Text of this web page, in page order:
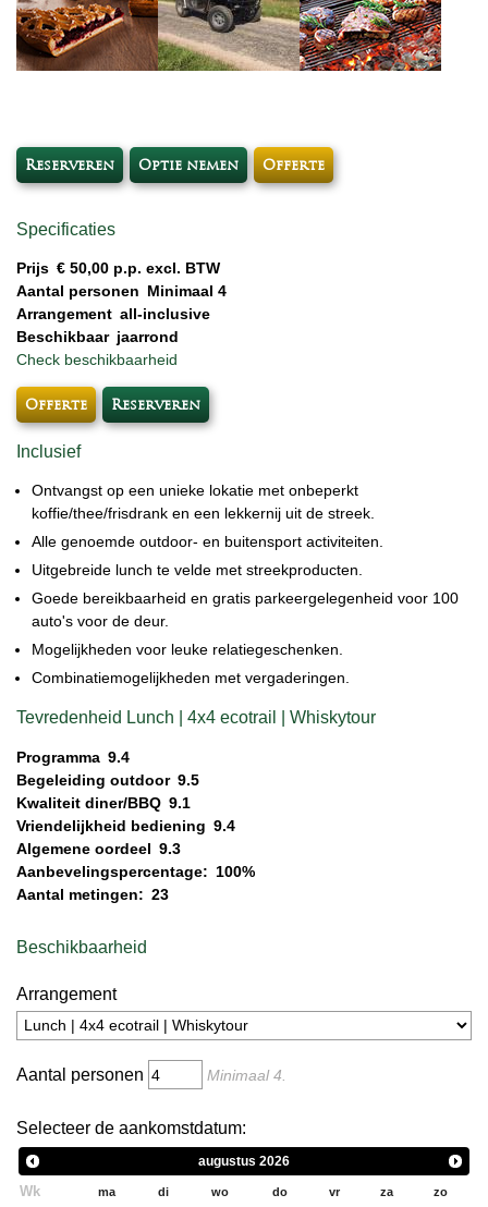
Reserveren Optie nemen Offerte
Specificaties
Prijs € 50,00 p.p. excl. BTW
Aantal personen Minimaal 4
Arrangement all-inclusive
Beschikbaar jaarrond
Check beschikbaarheid
Offerte Reserveren
Inclusief
Ontvangst op een unieke lokatie met onbeperkt
koffie/thee/frisdrank en een lekkernij uit de streek.
Alle genoemde outdoor- en buitensport activiteiten.
Uitgebreide lunch te velde met streekproducten.
Goede bereikbaarheid en gratis parkeergelegenheid voor 100
auto's voor de deur.
Mogelijkheden voor leuke relatiegeschenken.
Combinatiemogelijkheden met vergaderingen.
Tevredenheid Lunch | 4x4 ecotrail | Whiskytour
Programma 9.4
Begeleiding outdoor 9.5
Kwaliteit diner/BBQ 9.1
Vriendelijkheid bediening 9.4
Algemene oordeel 9.3
Aanbevelingspercentage: 100%
Aantal metingen: 23
Beschikbaarheid
Arrangement
Aantal personen Minimaal4
Selecteer de aankomstdatum:
augustus 2026
Wk ma di wo do vr za zo